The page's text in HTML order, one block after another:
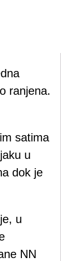
satima
u
dok je
u
NN